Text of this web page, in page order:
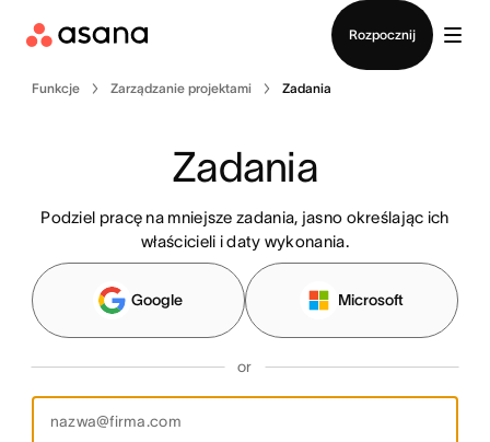
Rozpocznij
Funkcje Zarządzanie projektami Zadania
Zadania
Podziel pracę na mniejsze zadania, jasno określając ich
właścicieli i daty wykonania.
Google Microsoft
or